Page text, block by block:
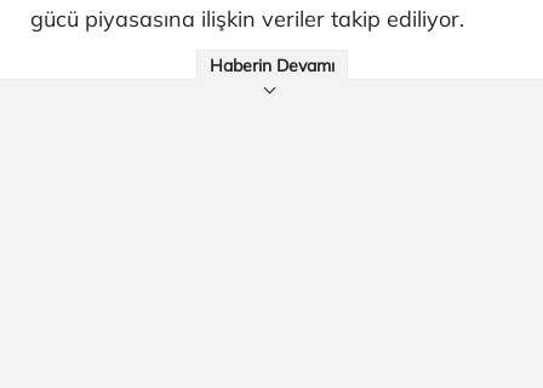
gücü piyasasına ilişkin veriler takip ediliyor.
Haberin Devamı